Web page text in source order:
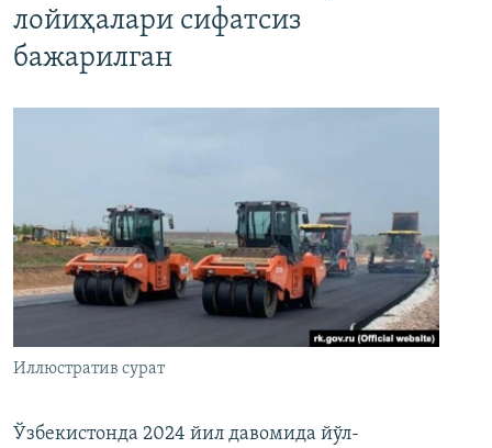
лойиҳалари сифатсиз
бажарилган
Иллюстратив сурат
Ўзбекистонда 2024 йил давомида йўл-